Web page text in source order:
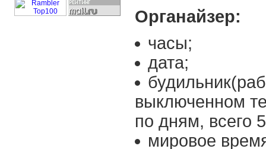
Органайзер:
часы;
дата;
выключенном
по дням, всего
мировое